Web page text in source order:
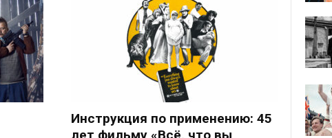
Инструкция по применению: 45